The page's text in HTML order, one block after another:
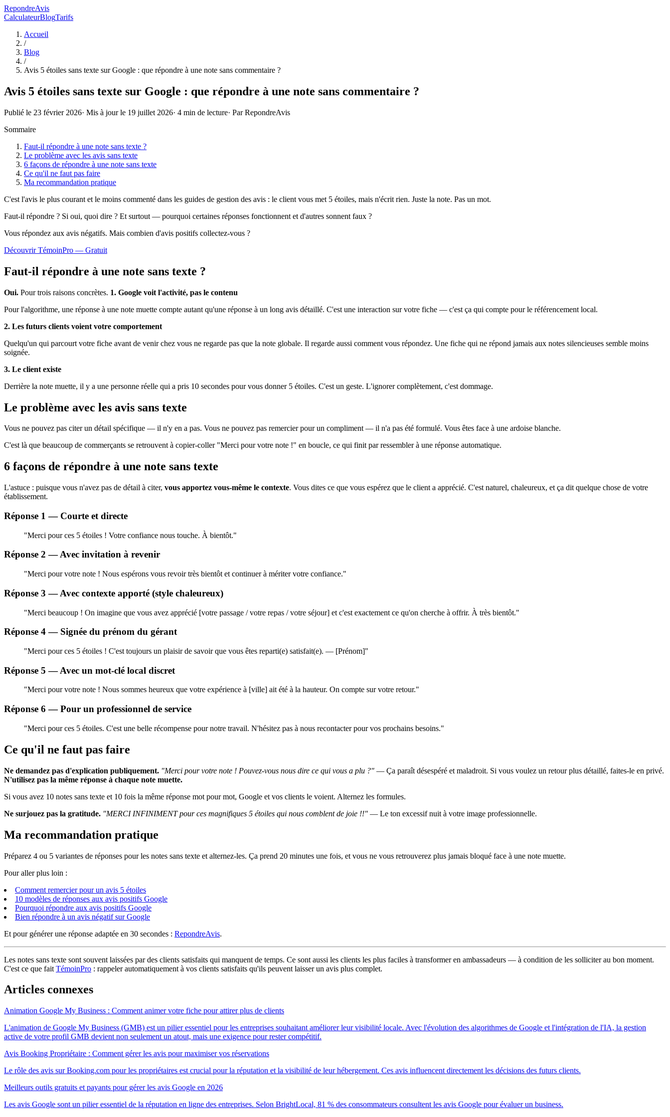
RepondreAvis
CalculateurBlogTarifs
Accueil
/
Blog
/
Avis 5 étoiles sans texte sur Google : que répondre à une note sans commentaire ?
Avis 5 étoiles sans texte sur Google : que répondre à une note sans commentaire ?
Publié le 23 février 2026· Mis à jour le 19 juillet 2026· 4 min de lecture· ParRepondreAvis
Sommaire
Faut-il répondre à une note sans texte ?
Le problème avec les avis sans texte
6 façons de répondre à une note sans texte
Ce qu'il ne faut pas faire
Ma recommandation pratique
C'est l'avis le plus courant et le moins commenté dans les guides de gestion des avis : le client vous met 5 étoiles, mais n'écrit rien. Juste la note. Pas un mot.
Faut-il répondre ? Si oui, quoi dire ? Et surtout — pourquoi certaines réponses fonctionnent et d'autres sonnent faux ?
Vous répondez aux avis négatifs. Mais combien d'avis positifs collectez-vous ?
Découvrir TémoinPro — Gratuit
Faut-il répondre à une note sans texte ?
Oui. Pour trois raisons concrètes. 1. Google voit l'activité, pas le contenu
Pour l'algorithme, une réponse à une note muette compte autant qu'une réponse à un long avis détaillé. C'est une interaction sur votre fiche — c'est ça qui compte pour le référencement local.
2. Les futurs clients voient votre comportement
Quelqu'un qui parcourt votre fiche avant de venir chez vous ne regarde pas que la note globale. Il regarde aussi comment vous répondez. Une fiche qui ne répond jamais aux notes silencieuses semble moins
soignée.
3. Le client existe
Derrière la note muette, il y a une personne réelle qui a pris 10 secondes pour vous donner 5 étoiles. C'est un geste. L'ignorer complètement, c'est dommage.
Le problème avec les avis sans texte
Vous ne pouvez pas citer un détail spécifique — il n'y en a pas. Vous ne pouvez pas remercier pour un compliment — il n'a pas été formulé. Vous êtes face à une ardoise blanche.
C'est là que beaucoup de commerçants se retrouvent à copier-coller "Merci pour votre note !" en boucle, ce qui finit par ressembler à une réponse automatique.
6 façons de répondre à une note sans texte
L'astuce : puisque vous n'avez pas de détail à citer, vous apportez vous-même le contexte. Vous dites ce que vous espérez que le client a apprécié. C'est naturel, chaleureux, et ça dit quelque chose de votre
établissement.
Réponse 1 — Courte et directe
"Merci pour ces 5 étoiles ! Votre confiance nous touche. À bientôt."
Réponse 2 — Avec invitation à revenir
"Merci pour votre note ! Nous espérons vous revoir très bientôt et continuer à mériter votre confiance."
Réponse 3 — Avec contexte apporté (style chaleureux)
"Merci beaucoup ! On imagine que vous avez apprécié [votre passage / votre repas / votre séjour] et c'est exactement ce qu'on cherche à offrir. À très bientôt."
Réponse 4 — Signée du prénom du gérant
"Merci pour ces 5 étoiles ! C'est toujours un plaisir de savoir que vous êtes reparti(e) satisfait(e). — [Prénom]"
Réponse 5 — Avec un mot-clé local discret
"Merci pour votre note ! Nous sommes heureux que votre expérience à [ville] ait été à la hauteur. On compte sur votre retour."
Réponse 6 — Pour un professionnel de service
"Merci pour ces 5 étoiles. C'est une belle récompense pour notre travail. N'hésitez pas à nous recontacter pour vos prochains besoins."
Ce qu'il ne faut pas faire
Ne demandez pas d'explication publiquement. "Merci pour votre note ! Pouvez-vous nous dire ce qui vous a plu ?" — Ça paraît désespéré et maladroit. Si vous voulez un retour plus détaillé, faites-le en privé.
N'utilisez pas la même réponse à chaque note muette.
Si vous avez 10 notes sans texte et 10 fois la même réponse mot pour mot, Google et vos clients le voient. Alternez les formules.
Ne surjouez pas la gratitude. "MERCI INFINIMENT pour ces magnifiques 5 étoiles qui nous comblent de joie !!" — Le ton excessif nuit à votre image professionnelle.
Ma recommandation pratique
Préparez 4 ou 5 variantes de réponses pour les notes sans texte et alternez-les. Ça prend 20 minutes une fois, et vous ne vous retrouverez plus jamais bloqué face à une note muette.
Pour aller plus loin :
Comment remercier pour un avis 5 étoiles
10 modèles de réponses aux avis positifs Google
Pourquoi répondre aux avis positifs Google
Bien répondre à un avis négatif sur Google
Et pour générer une réponse adaptée en 30 secondes : RepondreAvis.
Les notes sans texte sont souvent laissées par des clients satisfaits qui manquent de temps. Ce sont aussi les clients les plus faciles à transformer en ambassadeurs — à condition de les solliciter au bon moment.
C'est ce que fait TémoinPro : rappeler automatiquement à vos clients satisfaits qu'ils peuvent laisser un avis plus complet.
Articles connexes
Animation Google My Business : Comment animer votre fiche pour attirer plus de clients
L'animation de Google My Business (GMB) est un pilier essentiel pour les entreprises souhaitant améliorer leur visibilité locale. Avec l'évolution des algorithmes de Google et l'intégration de l'IA, la gestion
active de votre profil GMB devient non seulement un atout, mais une exigence pour rester compétitif.
Avis Booking Propriétaire : Comment gérer les avis pour maximiser vos réservations
Le rôle des avis sur Booking.com pour les propriétaires est crucial pour la réputation et la visibilité de leur hébergement. Ces avis influencent directement les décisions des futurs clients.
Meilleurs outils gratuits et payants pour gérer les avis Google en 2026
Les avis Google sont un pilier essentiel de la réputation en ligne des entreprises. Selon BrightLocal, 81 % des consommateurs consultent les avis Google pour évaluer un business.